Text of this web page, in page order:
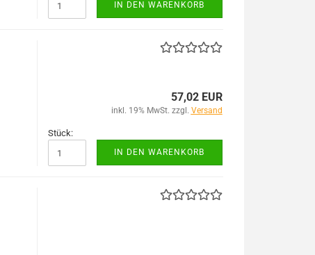
IN DEN WARENKORB
57,02 EUR
inkl. 19% MwSt. zzgl. Versand
Stück:
IN DEN WARENKORB